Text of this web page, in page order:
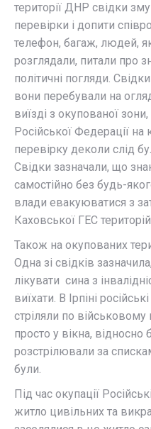
території ДНР свідки
перевірки і допити
телефон, багаж, людей,
розглядали, питали про
політичні погляди.
вони перебували на
виїзді з окупованої
Російської Федерації
перевірку деколи слід
Свідки зазначали, що
самостійно без будь-
влади евакуюватися з
Каховської ГЕС
Також на окупованих
Одна зі свідків
лікувати сина з
виїхати. В Ірпіні
стріляли по військовому
просто у вікна, відносно
розстрілювали за
були.
Під час окупації
житло цивільних та